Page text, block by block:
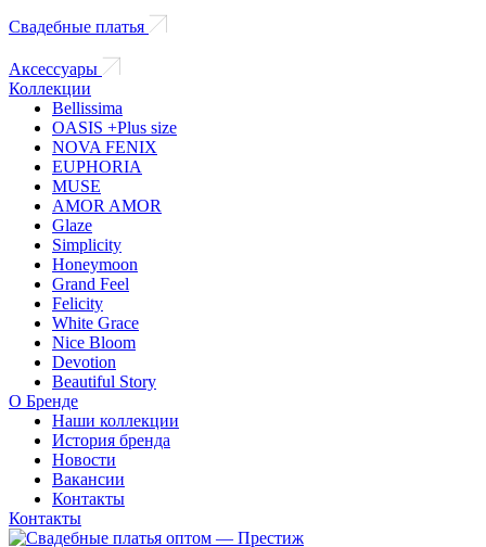
Свадебные платья
Аксессуары
Коллекции
Bellissima
OASIS +Plus size
NOVA FENIX
EUPHORIA
MUSE
AMOR AMOR
Glaze
Simplicity
Honeymoon
Grand Feel
Felicity
White Grace
Nice Bloom
Devotion
Beautiful Story
О Бренде
Наши коллекции
История бренда
Новости
Вакансии
Контакты
Контакты